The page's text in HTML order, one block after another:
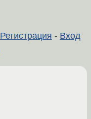
Регистрация - Вход